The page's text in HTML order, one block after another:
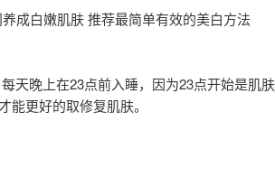
成白嫩肌肤 推荐最简单有效的美白方法
天晚上在23点前入睡，因为23点开始是肌
能更好的取修复肌肤。